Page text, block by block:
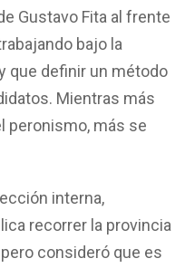
Gustavo Fita al frente
bajo la
que definir un método
Mientras más
peronismo, más se
interna,
recorrer la provincia
consideró que es